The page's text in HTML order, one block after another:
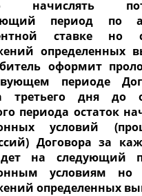
начислять
период по
ставке но
определенных
оформит
периоде
третьего дня до
периода остаток
условий
Договора за
на следующий
условиям но
определенных